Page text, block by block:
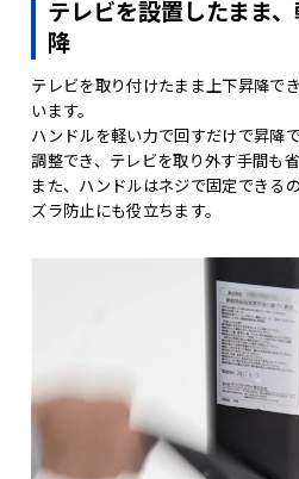
テレビを設置したまま
降
テレビを取り付けたまま上下昇降で
います。
ハンドルを軽い力で回すだけで昇降
調整でき、テレビを取り外す手間も省
また、ハンドルはネジで固定できる
ズラ防止にも役立ちます。